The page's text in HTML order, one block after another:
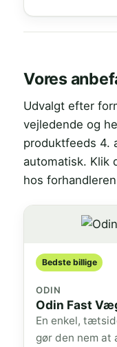
Vores
Udvalgt efter
vejledende og
produktfeeds 4.
automatisk. Klik
hos
Bedste billige
ODIN
Odin Fast
En enkel,
gør den nem at